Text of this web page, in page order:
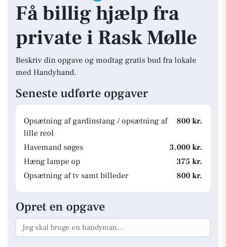
Få billig hjælp fra
private i Rask Mølle
Beskriv din opgave og modtag gratis bud fra lokale
med Handyhand.
Seneste udførte opgaver
Opsætning af gardinstang / opsætning af
lille reol
800 kr.
Havemand søges
3.000 kr.
Hæng lampe op
375 kr.
Opsætning af tv samt billeder
800 kr.
Opret en opgave